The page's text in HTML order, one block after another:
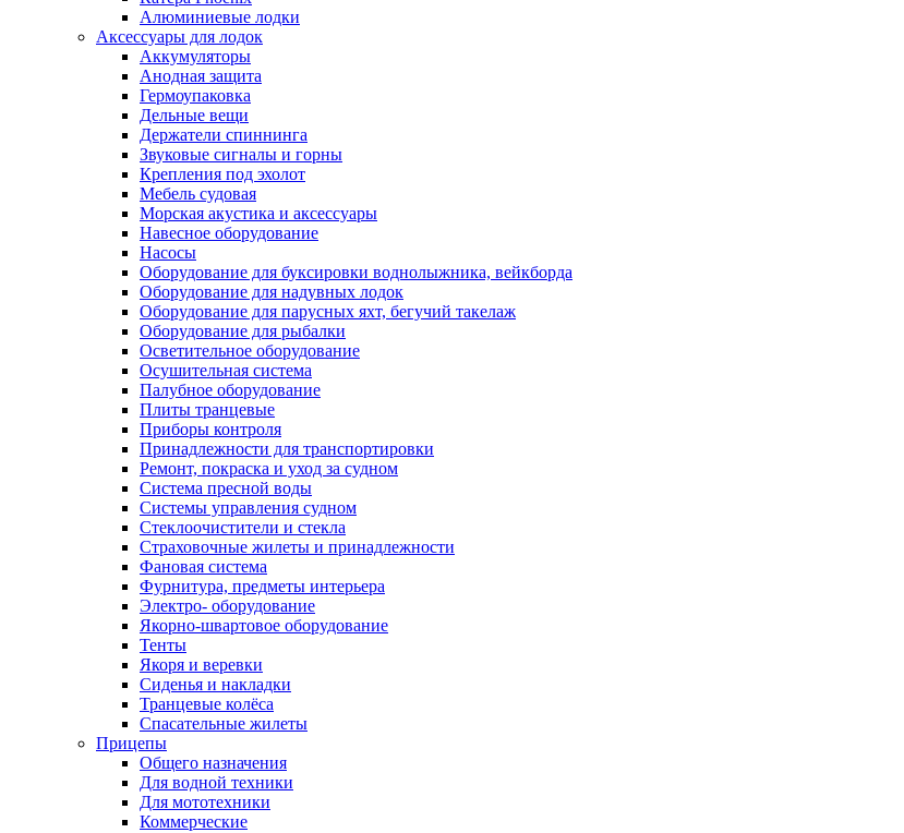
Алюминиевые лодки
Аксессуары для лодок
Аккумуляторы
Анодная защита
Гермоупаковка
Дельные вещи
Держатели спиннинга
Звуковые сигналы и горны
Крепления под эхолот
Мебель судовая
Морская акустика и аксессуары
Навесное оборудование
Насосы
Оборудование для буксировки воднолыжника, вейкборда
Оборудование для надувных лодок
Оборудование для парусных яхт, бегучий такелаж
Оборудование для рыбалки
Осветительное оборудование
Осушительная система
Палубное оборудование
Плиты транцевые
Приборы контроля
Принадлежности для транспортировки
Ремонт, покраска и уход за судном
Система пресной воды
Системы управления судном
Стеклоочистители и стекла
Страховочные жилеты и принадлежности
Фановая система
Фурнитура, предметы интерьера
Электро- оборудование
Якорно-швартовое оборудование
Тенты
Якоря и веревки
Сиденья и накладки
Транцевые колёса
Спасательные жилеты
Прицепы
Общего назначения
Для водной техники
Для мототехники
Коммерческие